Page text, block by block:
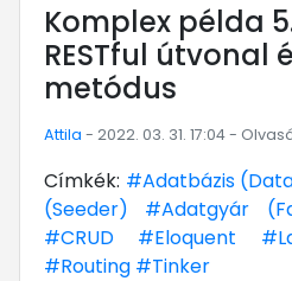
Komplex példa
RESTful útvonal
metódus
Attila - 2022. 03. 31. 17:04 -
Címkék: #Adatbázis
(Seeder)
#Adatgyár
#CRUD
#Eloquent
#Routing #Tinker